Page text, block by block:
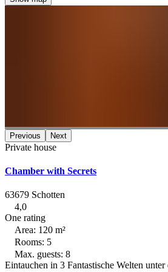
Previous Next
Private house
Chamber with Secrets
63679 Schotten
4,0
One rating
Area: 120 m²
Rooms: 5
Max. guests: 8
Eintauchen in 3 Fantastische Welten